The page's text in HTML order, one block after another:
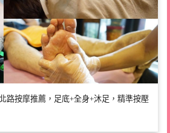
路按摩推薦，足底+全身+沐足，精準按壓